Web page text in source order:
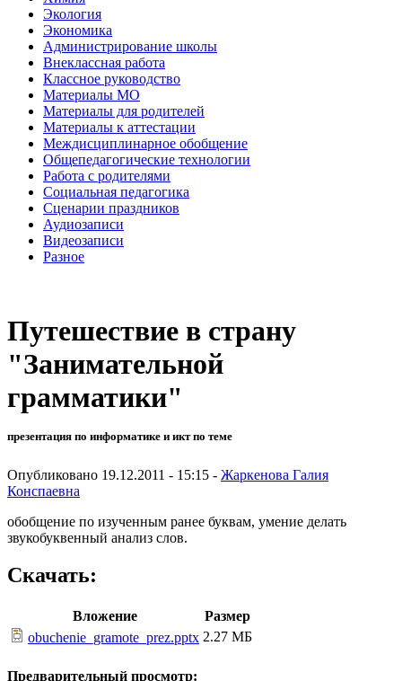
Экология
Экономика
Администрирование школы
Внеклассная работа
Классное руководство
Материалы МО
Материалы для родителей
Материалы к аттестации
Междисциплинарное обобщение
Общепедагогические технологии
Работа с родителями
Социальная педагогика
Сценарии праздников
Аудиозаписи
Видеозаписи
Разное
Путешествие в страну
"Занимательной
грамматики"
презентация по информатике и икт по теме
Опубликовано 19.12.2011 - 15:15 - Жаркенова Галия
Конспаевна
обобщение по изученным ранее буквам, умение делать
звукобуквенный анализ слов.
Скачать:
Вложение
Размер
obuchenie_gramote_prez.pptx 2.27 МБ
Предварительный просмотр: